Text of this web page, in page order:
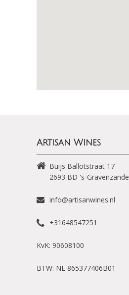
Artisan Wines
Buijs Ballotstraat 17
2693 BD 's-Gravenzande
info@artisanwines.nl
+31648547251
KvK: 90608100
BTW: NL 865377406B01